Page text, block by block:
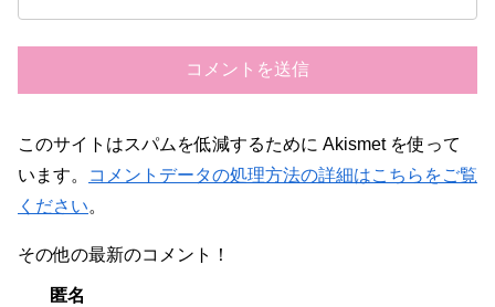
このサイトはスパムを低減するために Akismet を使って
います。
コメントデータの処理方法の詳細はこちらをご覧
ください。
その他の最新のコメント！
匿名